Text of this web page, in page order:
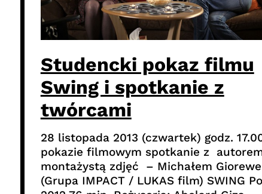
Studencki pokaz filmu
Swing i spotkanie z
twórcami
28 listopada 2013 (czwartek) godz.
pokazie filmowym spotkanie z
montażystą zdjęć – Michałem
(Grupa IMPACT / LUKAS film) SWING